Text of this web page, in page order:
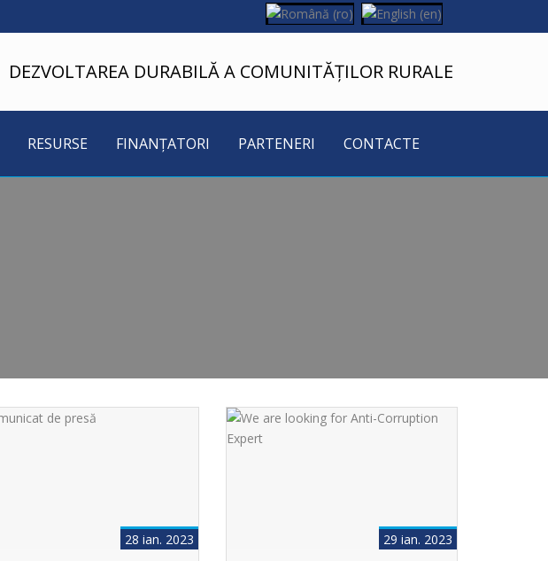
DEZVOLTAREA DURABILĂ A COMUNITĂȚILOR RURALE
RESURSE FINANȚATORI PARTENERI CONTACTE
28 ian. 2023 29 ian. 2023